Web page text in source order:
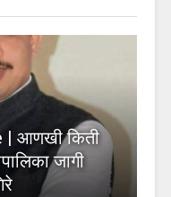
| आणखी किती
जागी